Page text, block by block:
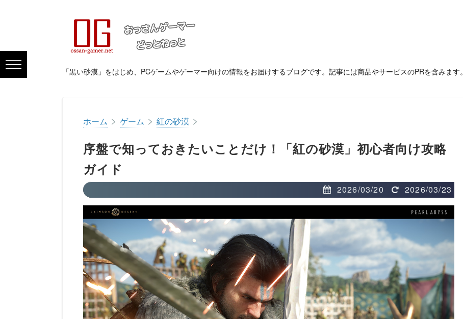
「黒い砂漠」をはじめ、PCゲームやゲーマー向けの情報をお届けするブログです。記事には商品やサービスのPRを含みます。
ホーム > ゲーム > 紅の砂漠 >
序盤で知っておきたいことだけ！「紅の砂漠」初心者向け攻略
ガイド
2026/03/20 2026/03/23